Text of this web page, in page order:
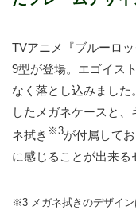
TVアニメ『ブルーロ
9型が登場。エゴイス
なく落とし込みまし
したメガネケースと
ネ拭き ※3が付属して
に感じることが出来る
※3 メガネ拭きのデザイン